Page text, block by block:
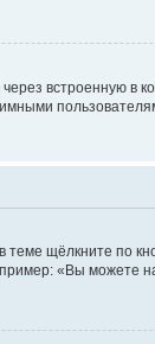
встроенную
щёлкните по
«Вы можете